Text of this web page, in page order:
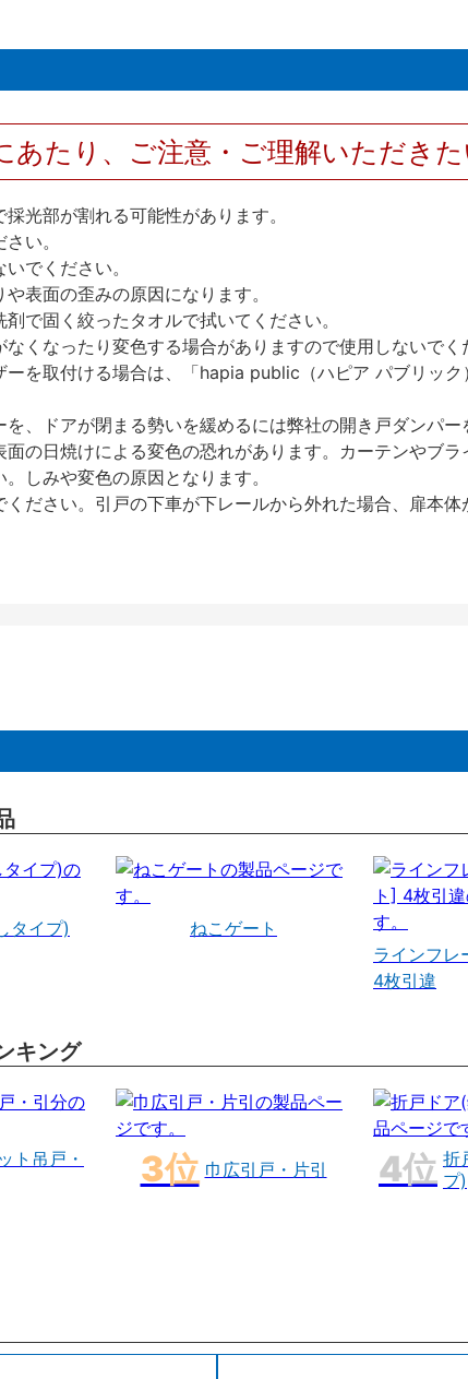
あたり、ご注意・ご理解いただきた
光部が割れる可能性があります。
い。
でください。
表面の歪みの原因になります。
で固く絞ったタオルで拭いてください。
くなったり変色する場合がありますので使用しないでく
を取付ける場合は、「hapia public（ハピア パブリッ
、ドアが閉まる勢いを緩めるには弊社の開き戸ダンパー
の日焼けによる変色の恐れがあります。カーテンやブラ
しみや変色の原因となります。
ださい。引戸の下車が下レールから外れた場合、扉本体
タイプ)
ねこゲート
ラインフレ
4枚引違
キング
ト吊戸・
巾広引戸・片引
折
プ)